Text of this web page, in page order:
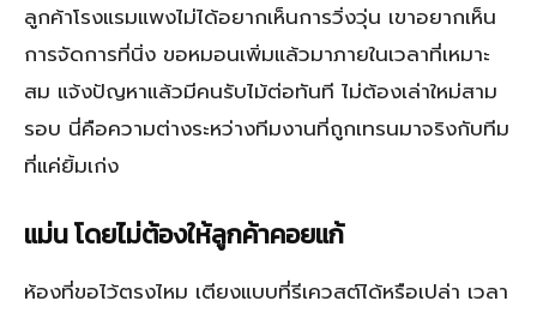
ลูกค้าโรงแรมแพงไม่ได้อยากเห็นการวิ่งวุ่น เขาอยากเห็น
การจัดการที่นิ่ง ขอหมอนเพิ่มแล้วมาภายในเวลาที่เหมาะ
สม แจ้งปัญหาแล้วมีคนรับไม้ต่อทันที ไม่ต้องเล่าใหม่สาม
รอบ นี่คือความต่างระหว่างทีมงานที่ถูกเทรนมาจริงกับทีม
ที่แค่ยิ้มเก่ง
แม่น โดยไม่ต้องให้ลูกค้าคอยแก้
ห้องที่ขอไว้ตรงไหม เตียงแบบที่รีเควสต์ได้หรือเปล่า เวลา